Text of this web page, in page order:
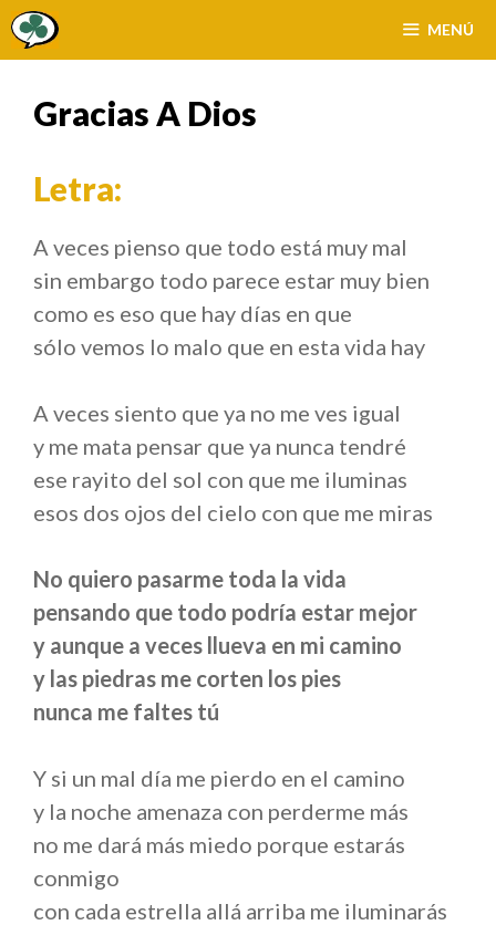
Saltar
MENÚ
Gracias A Dios
Letra:
A veces pienso que todo está muy mal
sin embargo todo parece estar muy bien
como es eso que hay días en que
sólo vemos lo malo que en esta vida hay
A veces siento que ya no me ves igual
y me mata pensar que ya nunca tendré
ese rayito del sol con que me iluminas
esos dos ojos del cielo con que me miras
No quiero pasarme toda la vida
pensando que todo podría estar mejor
y aunque a veces llueva en mi camino
y las piedras me corten los pies
nunca me faltes tú
Y si un mal día me pierdo en el camino
y la noche amenaza con perderme más
no me dará más miedo porque estarás
conmigo
con cada estrella allá arriba me iluminarás